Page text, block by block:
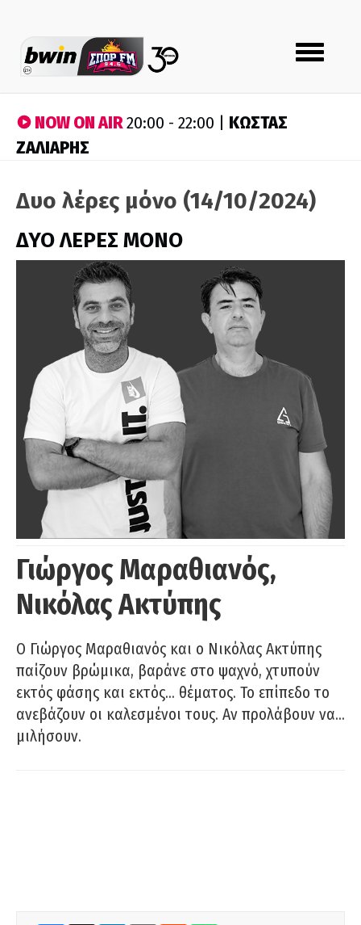
Toggle
navigation
NOW ON AIR20:00 - 22:00 | ΚΩΣΤΑΣ
ΖΑΛΙΑΡΗΣ
Δυο λέρες μόνο (14/10/2024)
ΔΥΟ ΛΕΡΕΣ ΜΟΝΟ
Γιώργος Μαραθιανός,
Νικόλας Ακτύπης
Ο Γιώργος Μαραθιανός και ο Νικόλας Ακτύπης
παίζουν βρώμικα, βαράνε στο ψαχνό, χτυπούν
εκτός φάσης και εκτός… θέματος. Το επίπεδο το
ανεβάζουν οι καλεσμένοι τους. Αν προλάβουν να…
μιλήσουν.